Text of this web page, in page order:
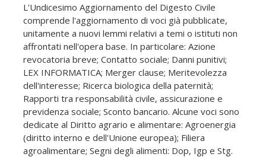
L'Undicesimo Aggiornamento del Digesto Civile
comprende l'aggiornamento di voci già pubblicate,
unitamente a nuovi lemmi relativi a temi o istituti non
affrontati nell'opera base. In particolare: Azione
revocatoria breve; Contatto sociale; Danni punitivi;
LEX INFORMATICA; Merger clause; Meritevolezza
dell'interesse; Ricerca biologica della paternità;
Rapporti tra responsabilità civile, assicurazione e
previdenza sociale; Sconto bancario. Alcune voci sono
dedicate al Diritto agrario e alimentare: Agroenergia
(diritto interno e dell'Unione europea); Filiera
agroalimentare; Segni degli alimenti: Dop, Igp e Stg.